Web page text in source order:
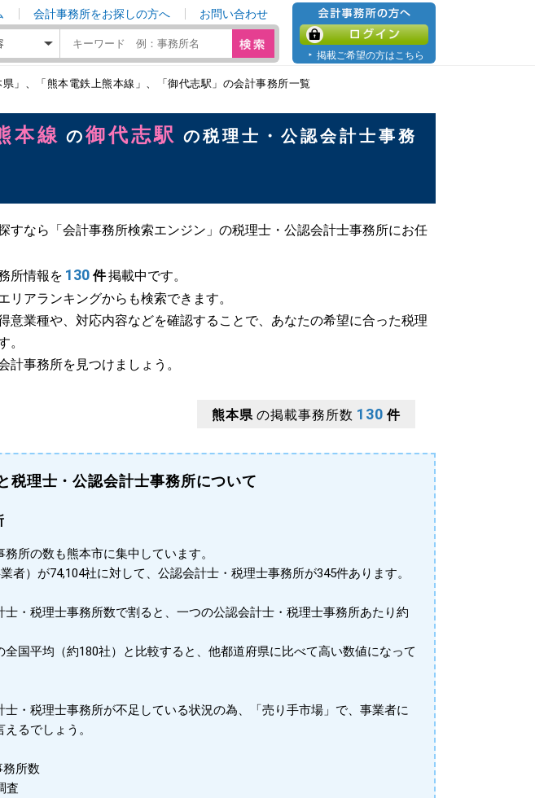
会計事務所をお探しの方へ
お問い合わせ
会計事務所の方へ
ログイン
掲載ご希望の方はこちら
県」、「熊本電鉄上熊本線」、「御代志駅」の会計事務所一覧
本線 の御代志駅 の税理士・公認会計士事務
すなら「会計事務所検索エンジン」の税理士・公認会計士事務所にお任
所情報を 130 件掲載中です。
アランキングからも検索できます。
意業種や、対応内容などを確認することで、あなたの希望に合った税理
。
計事務所を見つけましょう。
熊本県 の掲載事務所数 130 件
税理士・公認会計士事務所について
所の数も熊本市に集中しています。
者）が74,104社に対して、公認会計士・税理士事務所が345件あります。
・税理士事務所数で割ると、一つの公認会計士・税理士事務所あたり約
国平均（約180社）と比較すると、他都道府県に比べて高い数値になって
・税理士事務所が不足している状況の為、「売り手市場」で、事業者に
るでしょう。
所数
査